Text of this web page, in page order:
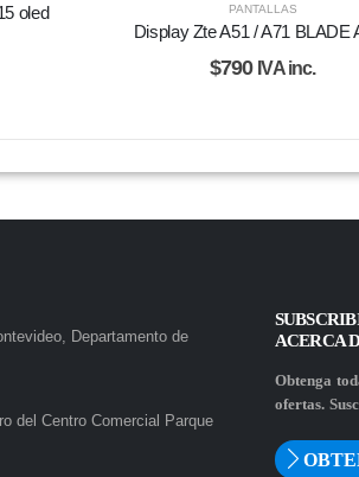
oled PANTALLAS
Display Zte A51 / A71 BLADE
$790 IVA inc.
Departamento de
del Centro Comercial Parque
ACERCA
Obtenga
ofertas.